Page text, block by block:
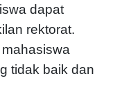
dapat
rektorat.
tidak baik dan